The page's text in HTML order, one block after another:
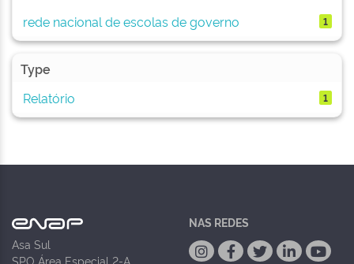
rede nacional de escolas de governo 1
Type
Relatório
1
Asa Sul
SPO Área Especial 2-A
NAS REDES